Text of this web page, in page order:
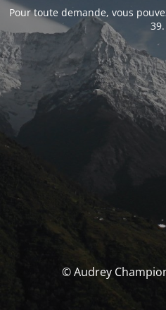
Pour toute demande, vous
39.
© Audrey